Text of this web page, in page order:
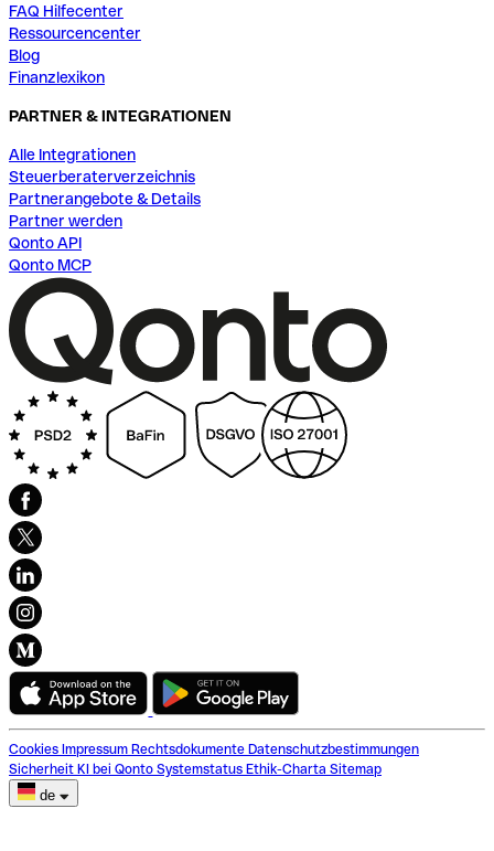
FAQ Hilfecenter
Ressourcencenter
Blog
Finanzlexikon
PARTNER & INTEGRATIONEN
Alle Integrationen
Steuerberaterverzeichnis
Partnerangebote & Details
Partner werden
Qonto API
Qonto MCP
Cookies Impressum Rechtsdokumente Datenschutzbestimmungen
Sicherheit KI bei Qonto Systemstatus Ethik-Charta Sitemap
de